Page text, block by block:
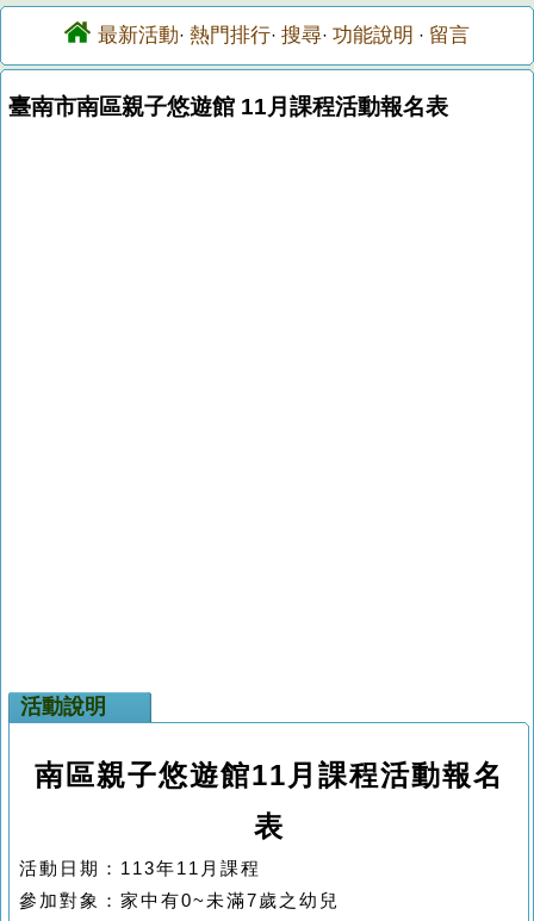
最新活動· 熱門排行· 搜尋· 功能說明 · 留言
臺南市南區親子悠遊館 11月課程活動報名表
活動說明
南區親子悠遊館11月課程活動報名
表
活動日期： 113年11 月課程
參加對象：家中有0~未滿7歲之幼兒